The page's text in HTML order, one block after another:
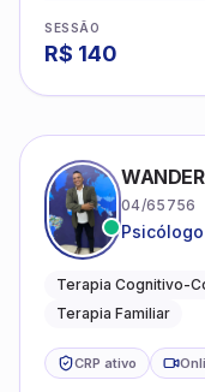
SESSÃO
R$ 140
04/65756
sistêmica
Terapia Cognitivo-
Terapia Familiar
CRP ativo